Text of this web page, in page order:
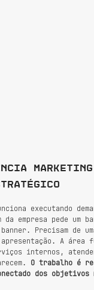
executando
da empresa pede um
Precisam de
A área
internos,
O trabalho é
dos objetivos